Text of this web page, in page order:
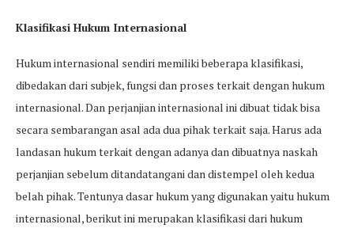
Klasifikasi Hukum Internasional
Hukum internasional sendiri memiliki beberapa klasifikasi,
dibedakan dari subjek, fungsi dan proses terkait dengan hukum
internasional. Dan perjanjian internasional ini dibuat tidak bisa
secara sembarangan asal ada dua pihak terkait saja. Harus ada
landasan hukum terkait dengan adanya dan dibuatnya naskah
perjanjian sebelum ditandatangani dan distempel oleh kedua
belah pihak. Tentunya dasar hukum yang digunakan yaitu hukum
internasional, berikut ini merupakan klasifikasi dari hukum